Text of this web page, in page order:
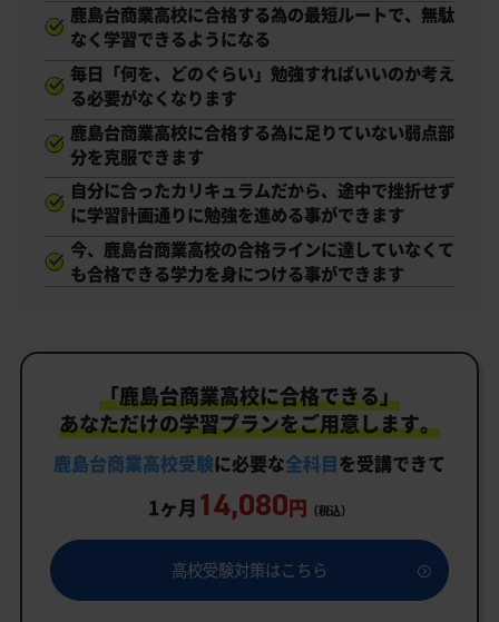
鹿島台商業高校に合格する為の最短ルートで、無駄
なく学習できるようになる
毎日「何を、どのぐらい」勉強すればいいのか考え
る必要がなくなります
鹿島台商業高校に合格する為に足りていない弱点部
分を克服できます
自分に合ったカリキュラムだから、途中で挫折せず
に学習計画通りに勉強を進める事ができます
今、鹿島台商業高校の合格ラインに達していなくて
も合格できる学力を身につける事ができます
「鹿島台商業高校に合格できる」
あなただけの学習プランをご用意します。
鹿島台商業高校受験に必要な全科目を受講できて
1ヶ月 14,080円 （税込）
高校受験対策はこちら